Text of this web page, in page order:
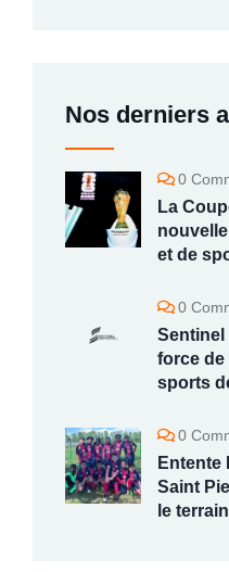
Nos derniers
0
La
et de
0
Sentinel
force de
sports
0
Entente
Saint
le